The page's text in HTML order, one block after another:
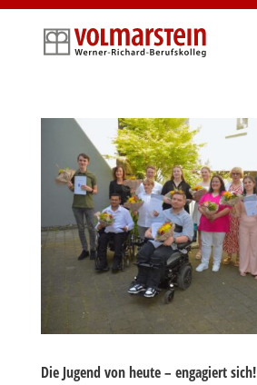
Skip
content
Die Jugend von heute – engagiert sich!